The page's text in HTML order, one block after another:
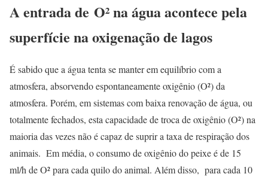
A entrada de O² na água acontece pela
superfície na oxigenação de lagos
É sabido que a água tenta se manter em equilíbrio com a
atmosfera, absorvendo espontaneamente oxigênio (O²) da
atmosfera. Porém, em sistemas com baixa renovação de água, ou
totalmente fechados, esta capacidade de troca de oxigênio (O²) na
maioria das vezes não é capaz de suprir a taxa de respiração dos
animais. Em média, o consumo de oxigênio do peixe é de 15
ml/h de O² para cada quilo do animal. Além disso, para cada 10